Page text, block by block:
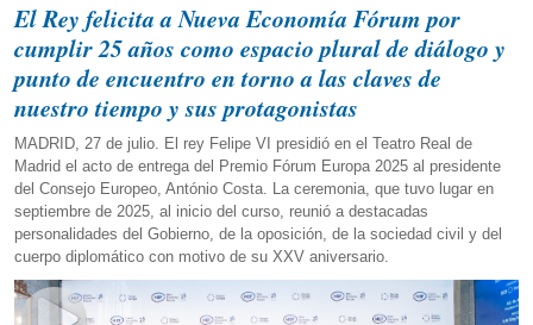
El Rey felicita a Nueva Economía Fórum por
cumplir 25 años como espacio plural de diálogo y
punto de encuentro en torno a las claves de
nuestro tiempo y sus protagonistas
MADRID, 27 de julio. El rey Felipe VI presidió en el Teatro Real de
Madrid el acto de entrega del Premio Fórum Europa 2025 al presidente
del Consejo Europeo, António Costa. La ceremonia, que tuvo lugar en
septiembre de 2025, al inicio del curso, reunió a destacadas
personalidades del Gobierno, de la oposición, de la sociedad civil y del
cuerpo diplomático con motivo de su XXV aniversario.